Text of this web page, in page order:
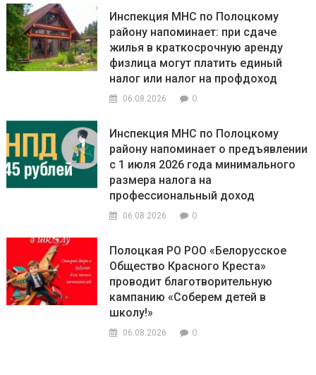
Инспекция МНС по Полоцкому
району напоминает: при сдаче
жилья в краткосрочную аренду
физлица могут платить единый
налог или налог на профдоход
06.08.2026 0
Инспекция МНС по Полоцкому
району напоминает о предъявлении
с 1 июля 2026 года минимального
размера налога на
профессиональный доход
06.08.2026 0
Полоцкая РО РОО «Белорусское
Общество Красного Креста»
проводит благотворительную
кампанию «Соберем детей в
школу!»
06.08.2026 0